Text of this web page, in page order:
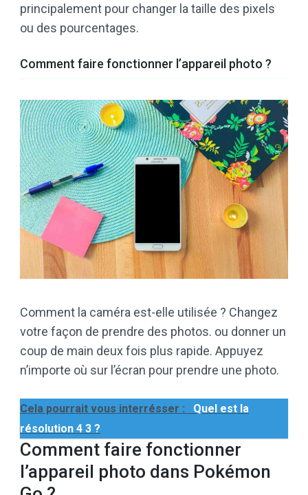
principalement pour changer la taille des pixels
ou des pourcentages.
Comment faire fonctionner l’appareil photo ?
Comment la caméra est-elle utilisée ? Changez
votre façon de prendre des photos. ou donner un
coup de main deux fois plus rapide. Appuyez
n’importe où sur l’écran pour prendre une photo.
Cela pourrait vous interrésser :
Quel est la
résolution 4 3 ?
Comment faire fonctionner
l’appareil photo dans Pokémon